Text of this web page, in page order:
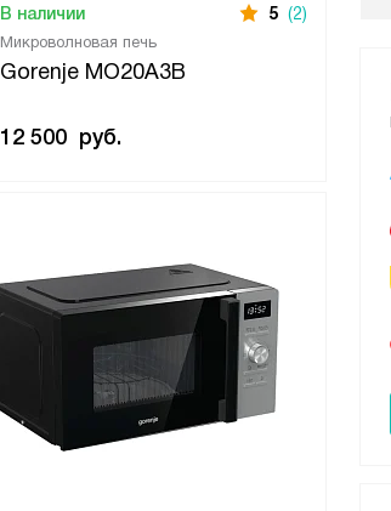
Микроволновая печь
Gorenje MO20A3B
В наличии 5 (2)
12 500 руб.